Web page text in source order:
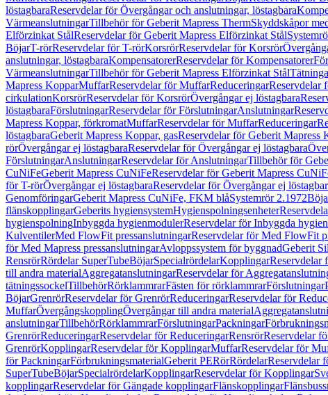
löstagbaraReservdelar för Övergångar och anslutningar, löstagbara
VärmeanslutningarTillbehör för Geberit Mapress ThermSkyddskåpor
Elförzinkat StålReservdelar för Geberit Mapress Elförzinkat Stål
BöjarT-rörReservdelar för T-rörKorsrörReservdelar för Korsrör
anslutningar, löstagbaraKompensatorerReservdelar för Kompensatorer
VärmeanslutningarTillbehör för Geberit Mapress Elförzinkat Stål
Mapress KopparMuffarReservdelar för MuffarReduceringarReservdelar
cirkulationKorsrörReservdelar för KorsrörÖvergångar ej löstagbara
löstagbaraFörslutningarReservdelar för FörslutningarAnslutningar
Mapress Koppar, förkromatMuffarReservdelar för MuffarReduceringar
löstagbaraGeberit Mapress Koppar, gasReservdelar för Geberit Mapress
rörÖvergångar ej löstagbaraReservdelar för Övergångar ej löstagbara
FörslutningarAnslutningarReservdelar för AnslutningarTillbehör för
CuNiFeGeberit Mapress CuNiFeReservdelar för Geberit Mapress
för T-rörÖvergångar ej löstagbaraReservdelar för Övergångar ej
GenomföringarGeberit Mapress CuNiFe, FKM blåSystemrör 2.1972
flänskopplingarGeberits hygiensystemHygienspolningsenheter
hygienspolningInbyggda hygienmodulerReservdelar för Inbyggda
KulventilerMed FlowFit pressanslutningarReservdelar för Med FlowFit
för Med Mapress pressanslutningarAvloppssystem för byggnadGeberit
RensrörRördelar SuperTubeBöjarSpecialrördelarKopplingarReservdelar
till andra materialAggregatanslutningarReservdelar för
tätningssockelTillbehörRörklammrarFästen för rörklammrarFörslutningar
BöjarGrenrörReservdelar för GrenrörReduceringarReservdelar för
MuffarÖvergångskopplingÖvergångar till andra material
anslutningarTillbehörRörklammrarFörslutningarPackningar
GrenrörReduceringarReservdelar för ReduceringarRensrörReservdelar
GrenrörKopplingarReservdelar för KopplingarMuffarReservdelar för
för PackningarFörbrukningsmaterialGeberit PERörRördelarReservdelar
SuperTubeBöjarSpecialrördelarKopplingarReservdelar för Kopplingar
kopplingarReservdelar för Gängade kopplingarFlänskopplingar